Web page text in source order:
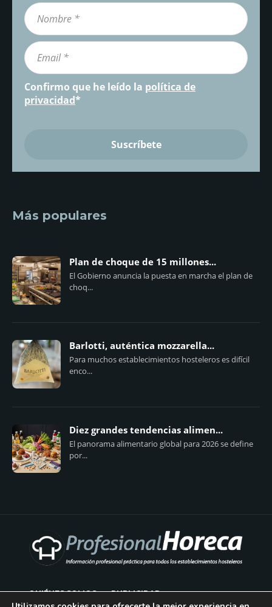
Confirmo que he leído la política de
privacidad*
Más populares
Plan de choque de 15 millones...
El Gobierno anuncia la puesta en marcha el plan de
choq...
Barlotti, auténtica mozzarella...
Para muchos establecimientos hosteleros es difícil
enco...
Diez grandes tendencias alimen...
El panorama alimentario global para 2026 se define
por...
QUIÉNES SOMOS PUBLICIDAD